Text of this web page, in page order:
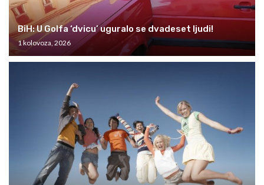
BiH: U Golfa ‘dvicu’ uguralo se dvadeset ljudi!
1 kolovoza, 2026